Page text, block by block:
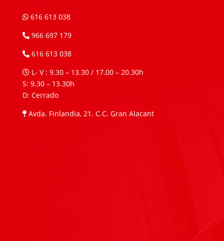
616 613 038
966 697 179
616 613 038
L- V : 9.30 – 13.30 / 17.00 – 20.30h
S: 9.30 – 13.30h
D: Cerrado
Avda. Finlandia, 21. C.C. Gran Alacant